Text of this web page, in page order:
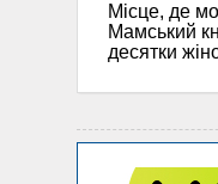
Місце, де
Мамський
десятки